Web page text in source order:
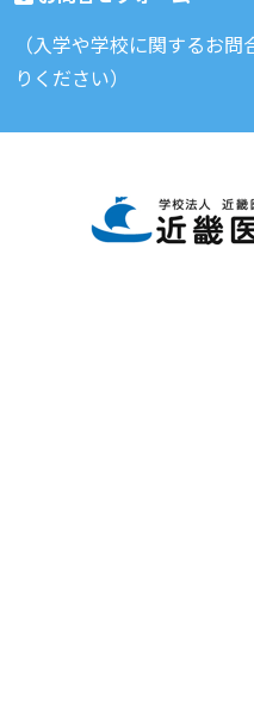
（入学や学校に関するお
りください）